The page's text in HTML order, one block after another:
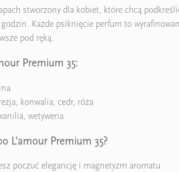
stworzony dla kobiet, które chcą
Każde psiknięcie perfum to
pod ręką.
Premium 35:
konwalia, cedr, róża
wetyweria
L'amour Premium 35?
poczuć elegancję i magnetyzm aromatu